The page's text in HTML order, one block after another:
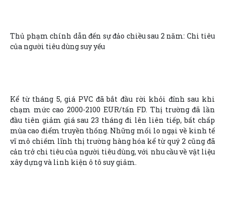
Thủ phạm chính dẫn đến sự đảo chiều sau 2 năm: Chi tiêu
của người tiêu dùng suy yếu
Kể từ tháng 5, giá PVC đã bắt đầu rời khỏi đỉnh sau khi
chạm mức cao 2000-2100 EUR/tấn FD. Thị trường đã lần
đầu tiên giảm giá sau 23 tháng đi lên liên tiếp, bất chấp
mùa cao điểm truyền thống. Những mối lo ngại về kinh tế
vĩ mô chiếm lĩnh thị trường hàng hóa kể từ quý 2 cũng đã
cản trở chi tiêu của người tiêu dùng, với nhu cầu về vật liệu
xây dựng và linh kiện ô tô suy giảm.